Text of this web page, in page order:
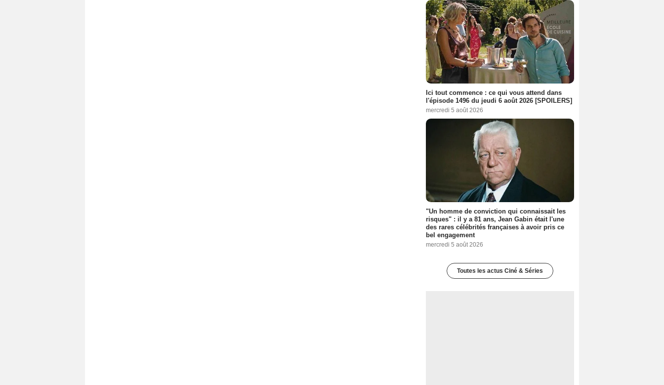
Ici tout commence : ce qui vous attend dans
l'épisode 1496 du jeudi 6 août 2026 [SPOILERS]
mercredi 5 août 2026
"Un homme de conviction qui connaissait les
risques" : il y a 81 ans, Jean Gabin était l'une
des rares célébrités françaises à avoir pris ce
bel engagement
mercredi 5 août 2026
Toutes les actus Ciné & Séries